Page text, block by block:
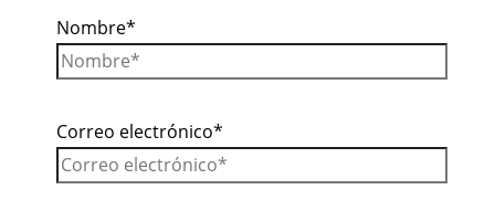
Nombre*
Correo electrónico*